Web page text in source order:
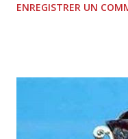
2, Badr Kachani a
joueurs soussis, et ont
minute du temps
Benchrifa. Son
ENREGISTRER UN